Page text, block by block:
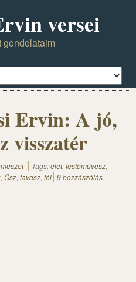
versei
gondolataim
Ervin: A jó,
visszatér
Tags:élet, festőművész,
, Ősz, tavasz, tél 9 hozzászólás